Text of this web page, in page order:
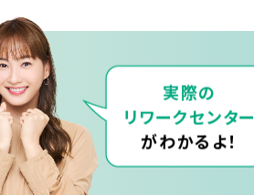
実際の
リワークセンター
がわかるよ！